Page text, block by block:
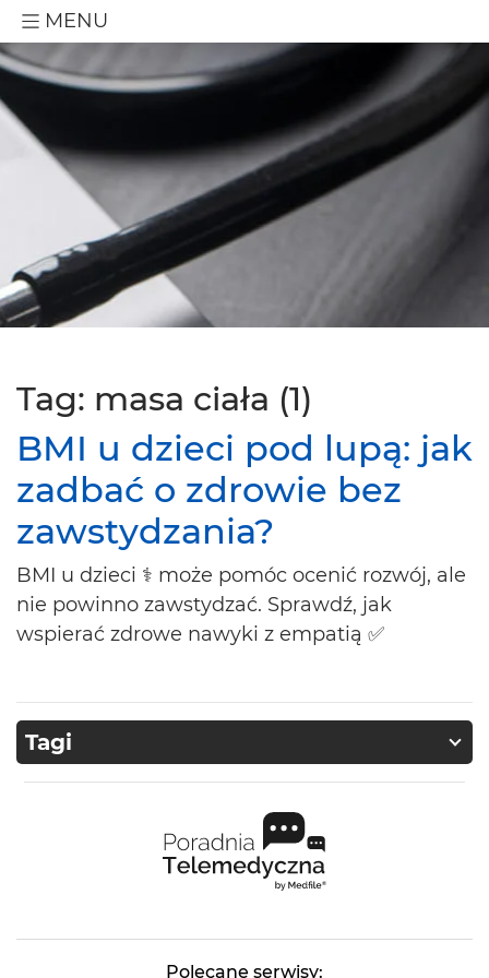
MENU
Tag: masa ciała (1)
BMI u dzieci pod lupą: jak
zadbać o zdrowie bez
zawstydzania?
BMI u dzieci ⚕️ może pomóc ocenić rozwój, ale
nie powinno zawstydzać. Sprawdź, jak
wspierać zdrowe nawyki z empatią ✅
Tagi
Polecane serwisy: